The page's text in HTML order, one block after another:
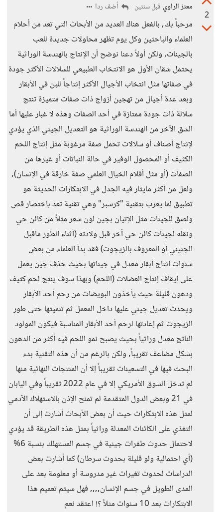
2
معتز الراوي قبل سنتين أضف ردا
مرحباً بك, بالفعل هناك العديد من الأبحاث التي تعد من أحلام
العلماء والباحثين وكل يوم تظهر محاولات جديدة للعب
بالجينات, ولكن أولاً دعنا نوضح أن الإنتاج بالهندسة الوراثية
يحتمل شقان الأول هو الانتخاب الطبيعي للسلالات الأكثر جودة
في صفاتها مثل انتخاب الأجيال الأكثر إنتاجاً للبن في الأبقار
وبعد عدة أجيال من تهجين أزواج ذات صفات متميزة تنتج
سلالة ذات جودة ممتازة في أحد الصفات وهذه لا غبار عليها أما
الشق الآخر من الهندسة الوراثية هو التعديل الجيني الذي يؤدي
لإنتاج أصناف أو سلالات تحمل صفة مرغوبة مثل إنتاج اللحم
الكثيف أو المحصول الوفير في حالة النباتات أو غيرها من
الصفات (أو مثل أفلام الخيال العلمي صفة خارقة في الإنسان),
ولعل من أكثر مايثار فيه الجدل في الابتكارات الحديثة هو
تطبيق لما يعرب بتقنية "كرسبر" وهي تقنية تعد باختصار قص
ولصق للجينات مثل الإتيان بجين لون شعر مثلاً من كائن حي
ونقله لجينات كائن حي آخر قبل ولادته (أثناء الطور ماقبل
الجنيني أو المعروف بالزيجوت) فقد بدأ العلماء من بعض
سنوات إنتاج أبقار معدل في جيناتها بحيث حذف جين يعمل
على إيقاف إنتاج العضلات (اللحم) وبهذا سوف ينتج لحم كثيف
ودهون قليلة حيث يأخذون البويضات من رحم أحد الأبقار
ويحدث تعديل جيني عليها داخل المعمل ثم تنميتها حتى طور
الزيجوت ثم إعادتها لرحم أحد الأبقار المناسبة فيكون المولود
الناتج معدل وراثياً بحيث يصبح نمو اللحم فيه أكثر من الدهون
بشكل مضاعف تقريباً, ولكن بالرغم من أن هذه التقنية بدء
البحث فيها في التسعينات تقريباً إلا أن المنتجات النهائية منها
لم تدخل السوق الأمريكي إلا في عام 2022 تقريباً وفي اليابان
في 21 وبعض الدول المتقدمة لم تمنح الإذن بالاستهلاك الآدمي
لمثل هذه الابتكارات حيث أن بعض الأبحاث أشارت إلى أن
التغذي على الكائنات المعدلة وراثياً بمثل هذه الطريقة قد يؤدي
لاحتمال حدوث طفرات جينية في جسم المستهلك بنسبة 6%
(أي احتمالية ولو قليلة بحدوث سرطان) كما أشارت بعض
الدراسات لحدوث تغيرات غير مدروسة أو معلومة بعد على
المدى الطويل في جسم الإنسان,,,, فهل سيتم تعميم هذا
الابتكارات بعد 10 سنوات مثلاً ؟! اعتقد نعم